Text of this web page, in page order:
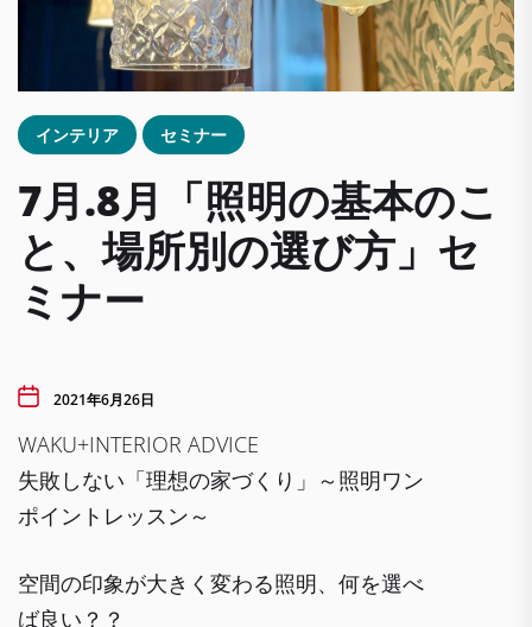
インテリア セミナー
7月.8月「照明の基本のこ
と、場所別の選び方」セ
ミナー
2021年6月26日
WAKU+INTERIOR ADVICE
失敗しない「理想の家づくり」～照明ワン
ポイントレッスン～
空間の印象が大きく変わる照明、何を選べ
ば良い？？